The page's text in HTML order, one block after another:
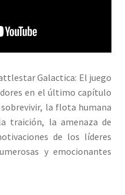
Galactica: El juego
en el último capítulo
la flota humana
traición, la amenaza de
de los líderes
y emocionantes